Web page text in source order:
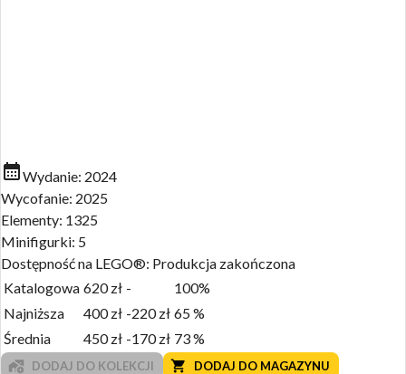
Wydanie: 2024
Wycofanie: 2025
Elementy: 1325
Minifigurki: 5
Dostępność na LEGO®: Produkcja zakończona
Katalogowa 620zł -
100%
Najniższa
400zł -220zł 65%
Średnia
450zł -170zł 73%
DODAJ DO KOLEKCJI DODAJ DO MAGAZYNU